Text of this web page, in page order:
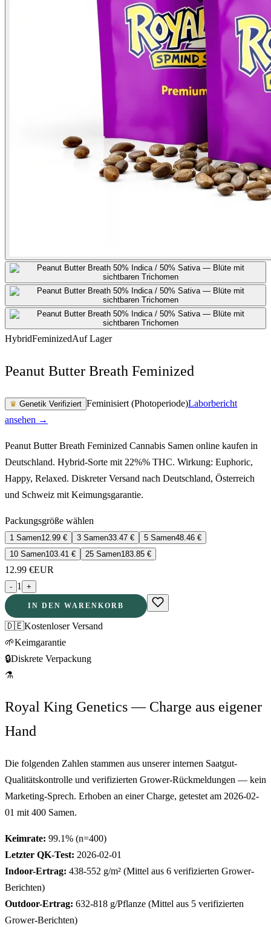
HybridFeminizedAuf Lager
Peanut Butter Breath Feminized
♛ Genetik Verifiziert Feminisiert (Photoperiode)Laborbericht
ansehen →
Peanut Butter Breath Feminized Cannabis Samen online kaufen in
Deutschland. Hybrid-Sorte mit 22%% THC. Wirkung: Euphoric,
Happy, Relaxed. Diskreter Versand nach Deutschland, Österreich
und Schweiz mit Keimungsgarantie.
Packungsgröße wählen
1 Samen12.99 € 3 Samen33.47 € 5 Samen48.46 €
10 Samen103.41 € 25 Samen183.85 €
12.99 €EUR
- 1 +
IN DEN WARENKORB
🇩🇪Kostenloser Versand
🌱Keimgarantie
🔒Diskrete Verpackung
⚗
Royal King Genetics — Charge aus eigener
Hand
Die folgenden Zahlen stammen aus unserer internen Saatgut-
Qualitätskontrolle und verifizierten Grower-Rückmeldungen — kein
Marketing-Sprech. Erhoben an einer Charge, getestet am 2026-02-
01 mit 400 Samen.
Keimrate: 99.1% (n=400)
Letzter QK-Test: 2026-02-01
Indoor-Ertrag: 438-552 g/m² (Mittel aus 6 verifizierten Grower-
Berichten)
Outdoor-Ertrag: 632-818 g/Pflanze (Mittel aus 5 verifizierten
Grower-Berichten)